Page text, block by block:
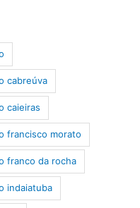
cabreúva
caieiras
francisco morato
franco da rocha
indaiatuba